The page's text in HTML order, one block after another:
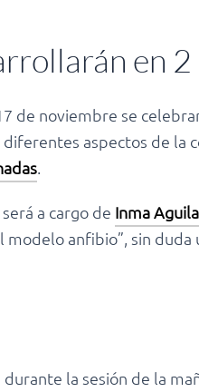
en 2
de noviembre se
aspectos de la
.
a cargo de Inma
anfibio”, sin
la sesión de la